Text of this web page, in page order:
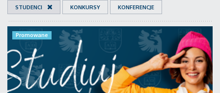
STUDENCI KONKURSY KONFERENCJE
Promowane